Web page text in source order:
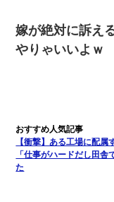
嫁が絶対に訴え
やりゃいいよｗ
【衝撃】ある工場に配
「仕事がハードだし田
た